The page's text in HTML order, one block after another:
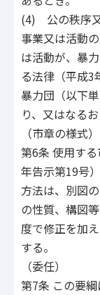
(4) 公の秩序
事業又は活動
は活動が、暴
る法律（平成3
暴力団（以下
り、又はなる
（市章の様式）
第6条 使用す
年告示第19号
方法は、別図
の性質、構図
度で修正を加
する。
（委任）
第7条 この要